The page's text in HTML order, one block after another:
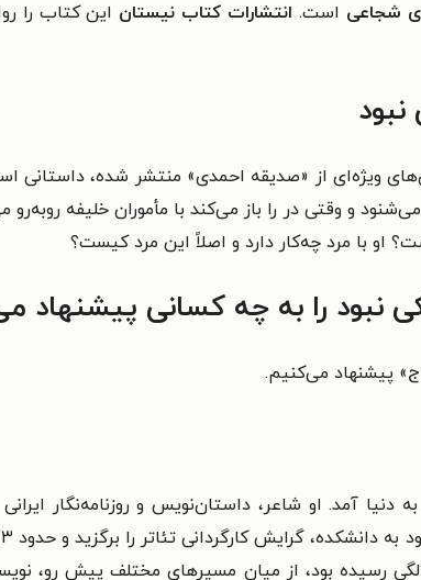
شجاعی است. انتشارات کتاب نیستان این کتاب را
ویژه‌ای از «صدیقه احمدی» منتشر شده، داستانی
و وقتی در را باز می‌کند با مأموران خلیفه روبه‌رو
او با مرد چه‌کار دارد و اصلاً این مرد کیست؟
نبود را به چه کسانی پیشنهاد
پیشنهاد می‌کنیم.
در تهران به دنیا آمد. او شاعر، داستان‌نویس و
سر گذاشت. در این زمان که به ۲۰سالگی رسیده بود، از میان مسیرهای